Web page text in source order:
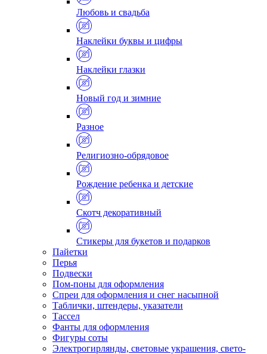
Любовь и свадьба
Наклейки буквы и цифры
Наклейки глазки
Новый год и зимние
Разное
Религиозно-обрядовое
Рождение ребенка и детские
Скотч декоративный
Стикеры для букетов и подарков
Пайетки
Перья
Подвески
Пом-поны для оформления
Спреи для оформления и снег насыпной
Таблички, штендеры, указатели
Тассел
Фанты для оформления
Фигуры соты
Электрогирлянды, световые украшения, свето-